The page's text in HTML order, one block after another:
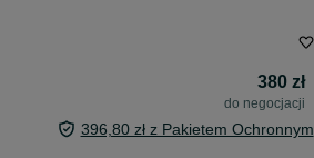
380 zł
do negocjacji
396,80 zł z Pakietem Ochronnym